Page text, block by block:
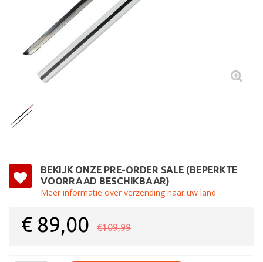
BEKIJK ONZE PRE-ORDER SALE (BEPERKTE
VOORRAAD BESCHIKBAAR)
Meer informatie over verzending naar uw land
€ 89,00 €109,99